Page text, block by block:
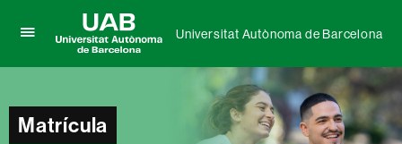
aquí
el
menú
de
Barcelona
Universitat Autònoma de Barcelona
Matrícula